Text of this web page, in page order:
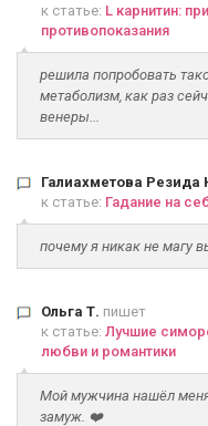
к статье: L карнитин:
противопоказания
решила попробовать
метаболизм, как раз
венеры...
Галиахметова Резида
к статье: Гадание на
почему я никак не магу
Ольга Т. пишет
к статье: Лучшие
любви и романтики
Мой мужчина нашёл
замуж. ❤️